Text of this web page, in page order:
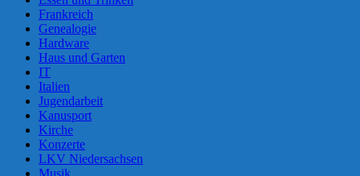
Frankreich
Genealogie
Hardware
Haus und Garten
IT
Italien
Jugendarbeit
Kanusport
Kirche
Konzerte
LKV Niedersachsen